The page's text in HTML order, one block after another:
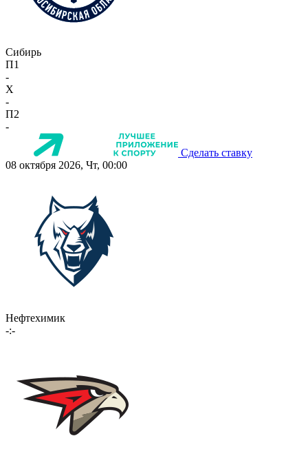
Сибирь
П1
-
X
-
П2
-
Сделать ставку
08 октября 2026, Чт, 00:00
Нефтехимик
-:-